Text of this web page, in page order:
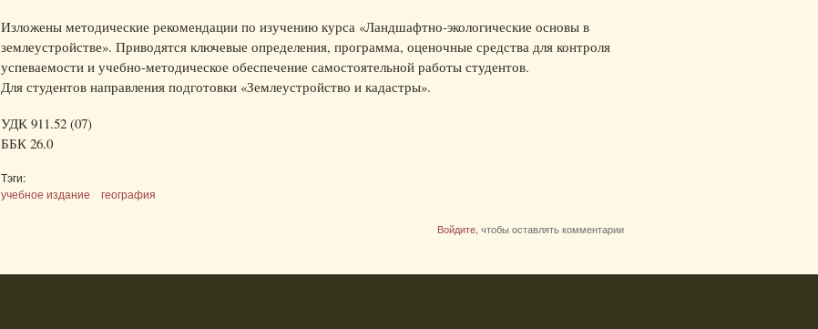
Изложены методические рекомендации по изучению курса «Ландшафтно-экологические основы в
землеустройстве». Приводятся ключевые определения, программа, оценочные средства для контроля
успеваемости и учебно-методическое обеспечение самостоятельной работы студентов.
Для студентов направления подготовки «Землеустройство и кадастры».
УДК 911.52 (07)
ББК 26.0
Тэги:
учебное издание
география
Войдите, чтобы оставлять комментарии